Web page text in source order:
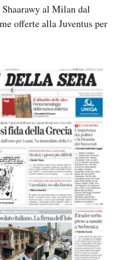
al Milan dal
offerte alla Juventus per